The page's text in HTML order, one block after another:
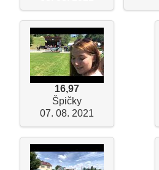
16,97
Špičky
07. 08. 2021